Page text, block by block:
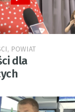
POWIAT
dla